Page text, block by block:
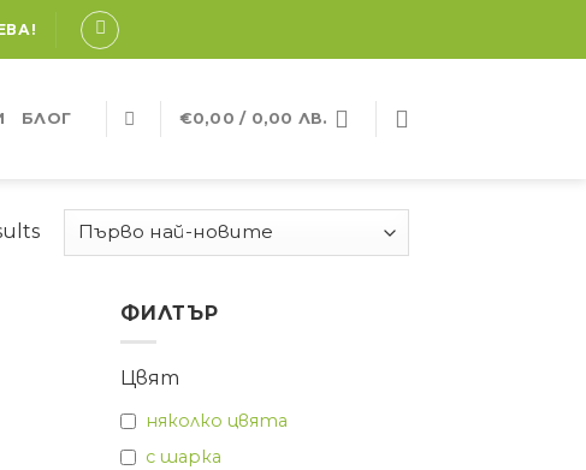
БЛОГ €0,00 / 0,00 ЛВ.
ФИЛТЪР
Цвят
няколко цвята
с шарка